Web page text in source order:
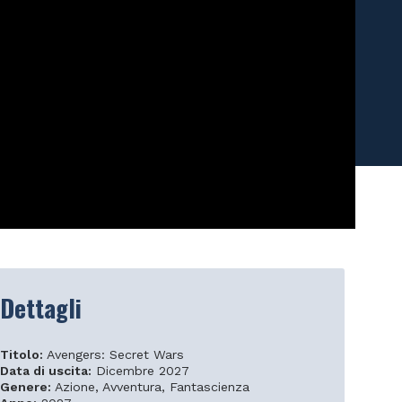
Dettagli
Titolo: Avengers: Secret Wars
Data di uscita: Dicembre 2027
Genere: Azione, Avventura, Fantascienza